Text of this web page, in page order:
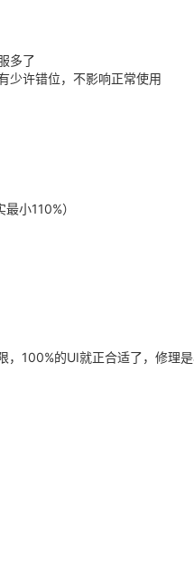
多了
少许错位，不影响正常使用
小110%）
，100%的UI就正合适了，修理